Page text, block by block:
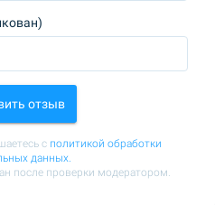
отзыв
с политикой обработки
данных.
после проверки модератором.